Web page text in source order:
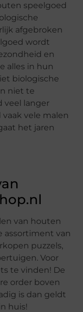
speelgoed
afgebroken
wordt
en
alles in hun
biologische
niet te
veel langer
vele malen
het jaren
van houten
assortiment van
puzzels,
Voor
te vinden! De
order boven
is dan geldt
huis!